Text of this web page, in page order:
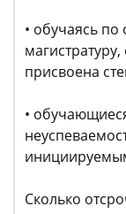
• обучаясь
присвоена
•
Сколько